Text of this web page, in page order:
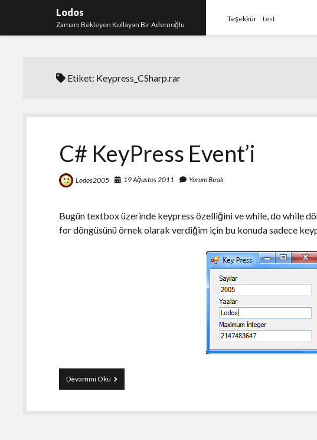
Lodos
Zamanı Bekleyen Kollayan Bir Ademoğlu
Teşekkür test
Etiket: Keypress_CSharp.rar
C# KeyPress Event’i
Lodos2005 19 Ağustos 2011 Yorum Bırak
Bugün textbox üzerinde keypress özelliğini ve while, do while
for döngüsünü örnek olarak verdiğim için bu konuda sadece
Devamını Oku C#
KeyPress